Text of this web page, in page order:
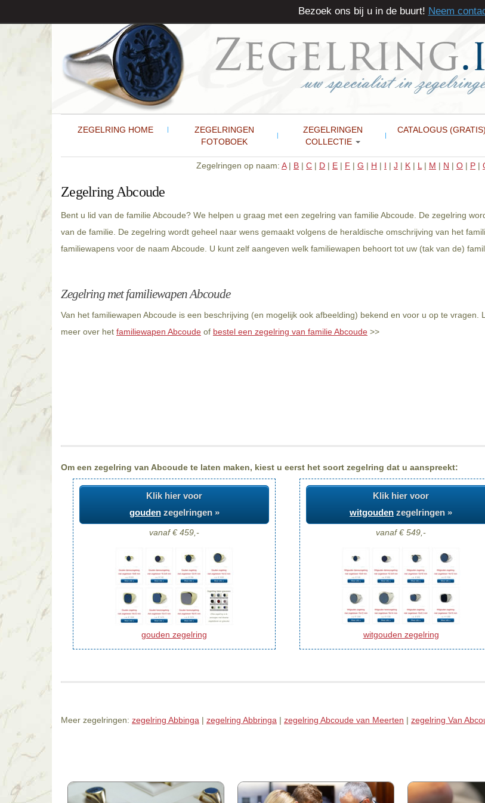
ZEGELRING HOME
ZEGELRINGEN
FOTOBOEK
ZEGELRINGEN
COLLECTIE
CATALOGUS (GRATIS)
Zegelringen op naam: A| B | C | D | E | F | G | H | I | J | K | L | M | N | O | P |
Zegelring Abcoude
Bent u lid van de familie Abcoude? We helpen u graag met een zegelring van familie Abcoude. De zegelring
van de familie. De zegelring wordt geheel naar wens gemaakt volgens de heraldische omschrijving van het
familiewapens voor de naam Abcoude. U kunt zelf aangeven welk familiewapen behoort tot uw (tak van de)
Zegelring met familiewapen Abcoude
Van het familiewapen Abcoude is een beschrijving (en mogelijk ook afbeelding) bekend en voor u op te vragen.
meer over het familiewapen Abcoude of bestel een zegelring van familie Abcoude >>
Om een zegelring van Abcoude te laten maken, kiest u eerst het soort zegelring dat u aanspreekt:
Klik hier voor
goudenzegelringen »
vanaf € 459,-
gouden zegelring
Klik hier voor
witgouden zegelringen »
vanaf € 549,-
witgouden zegelring
Meer zegelringen: zegelring Abbinga | zegelring Abbringa | zegelring Abcoude van Meerten | zegelring Van
Bezoek ons bij u in de buurt! Neem